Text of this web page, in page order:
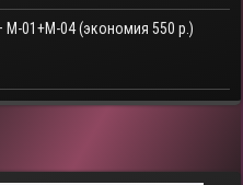
M-01+M-04 (экономия 550 р.)